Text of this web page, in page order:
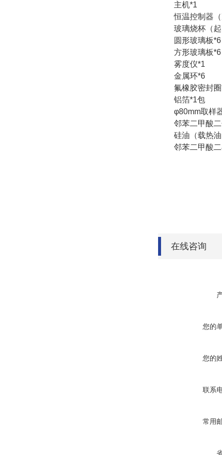
主机*1
恒温控制器
玻璃烧杯（
圆形玻璃板*6
方形玻璃板
雾度仪*1
金属环*6
氟橡胶密封
铝箔*1包
φ80mm取样
邻苯二甲酸
硅油（载热
邻苯二甲酸
在线咨询
您的
您的
联系
常用